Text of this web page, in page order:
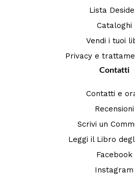
Lista
Cataloghi
Vendi i tuoi
Privacy e
Contatti
Contatti e
Recensioni
Scrivi un
Leggi il Libro
Facebook
Instagram